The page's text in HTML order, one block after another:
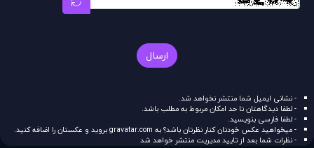
ارسال
- نشانی ایمیل شما منتشر نخواهد شد.
- لطفا دیدگاهتان تا حد امکان مربوط به مطلب باشد.
- لطفا فارسی بنویسید.
- میخواهید عکس خودتان کنار نظرتان باشد؟ به gravatar.comبروید و عکستان را اضافه کنید.
- نظرات شما بعد از تایید مدیریت منتشر خواهد شد